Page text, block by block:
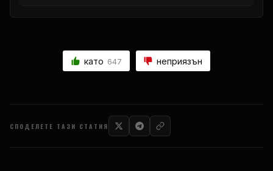
като 647 неприязън
СПОДЕЛЕТЕ ТАЗИ СТАТИЯ